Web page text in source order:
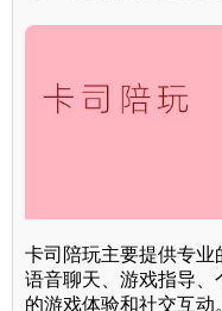
卡司陪玩主要提供专业
语音聊天、游戏指导
的游戏体验和社交互动